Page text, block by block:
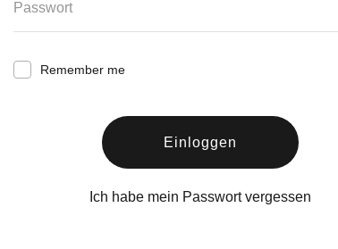
Remember me
Einloggen
Ich habe mein Passwort vergessen